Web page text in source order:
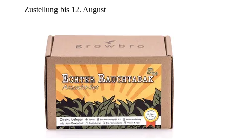
Zustellung bis 12. August